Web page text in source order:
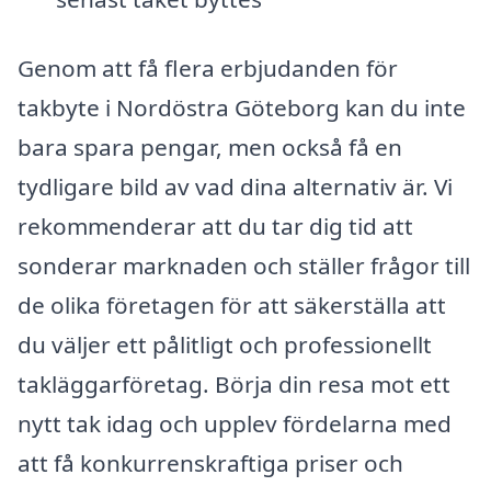
Genom att få flera erbjudanden för
takbyte i Nordöstra Göteborg kan du inte
bara spara pengar, men också få en
tydligare bild av vad dina alternativ är. Vi
rekommenderar att du tar dig tid att
sonderar marknaden och ställer frågor till
de olika företagen för att säkerställa att
du väljer ett pålitligt och professionellt
takläggarföretag. Börja din resa mot ett
nytt tak idag och upplev fördelarna med
att få konkurrenskraftiga priser och